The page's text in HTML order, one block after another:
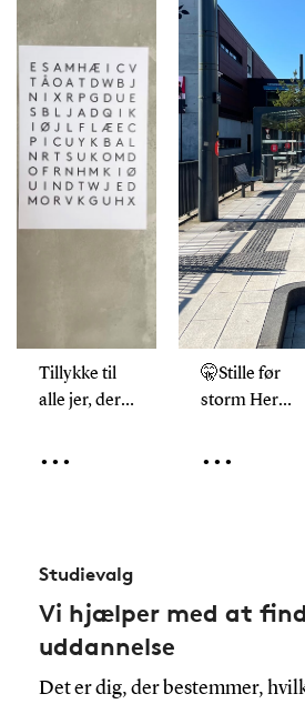
Tillykke til
alle jer, der
Sønderborg,
Esbjerg,
Kolding og
glæder os til
...
🤫Stille før
storm Her
til, at alle
og
...
Studievalg
Vi hjælper med at
uddannelse
Det er dig, der bestemmer,